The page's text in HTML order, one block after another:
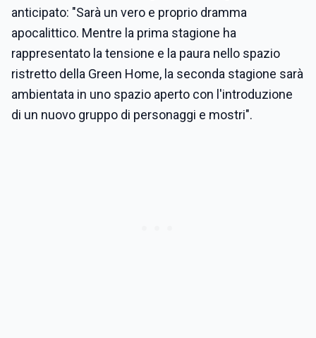
anticipato: "Sarà un vero e proprio dramma
apocalittico. Mentre la prima stagione ha
rappresentato la tensione e la paura nello spazio
ristretto della Green Home, la seconda stagione sarà
ambientata in uno spazio aperto con l'introduzione
di un nuovo gruppo di personaggi e mostri".